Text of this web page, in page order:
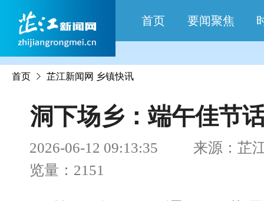
首页 要闻聚焦
首页 芷江新闻网 乡镇快讯
洞下场乡：端午佳节
2026-06-12 09:13:35 来源：芷
览量：2151